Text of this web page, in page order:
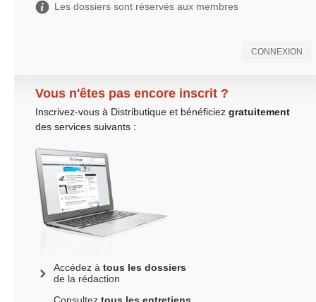
Les dossiers sont réservés aux membres
CONNEXION
Vous n'êtes pas encore inscrit ?
Inscrivez-vous à Distributique et bénéficiez gratuitement
des services suivants :
Accédez à tous les dossiers
de la rédaction